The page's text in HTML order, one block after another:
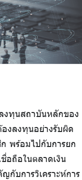
ทุนสถาบันหลักของ
งลงทุนอย่างรับผิด
พร้อมไปกับการยก
อถือในตลาดเงิน
กับการวิเคราะห์การ